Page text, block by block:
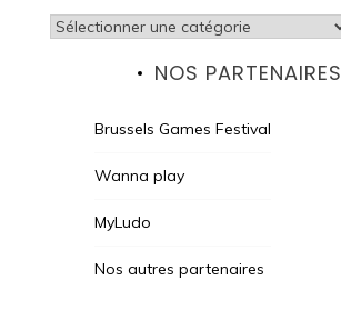
Catégories
NOS PARTENAIRES
Brussels Games Festival
Wanna play
MyLudo
Nos autres partenaires